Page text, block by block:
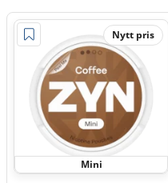
Nytt pris
Mini